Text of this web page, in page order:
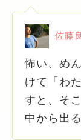
佐藤
怖い、め
けて「わ
すと、そ
中から出